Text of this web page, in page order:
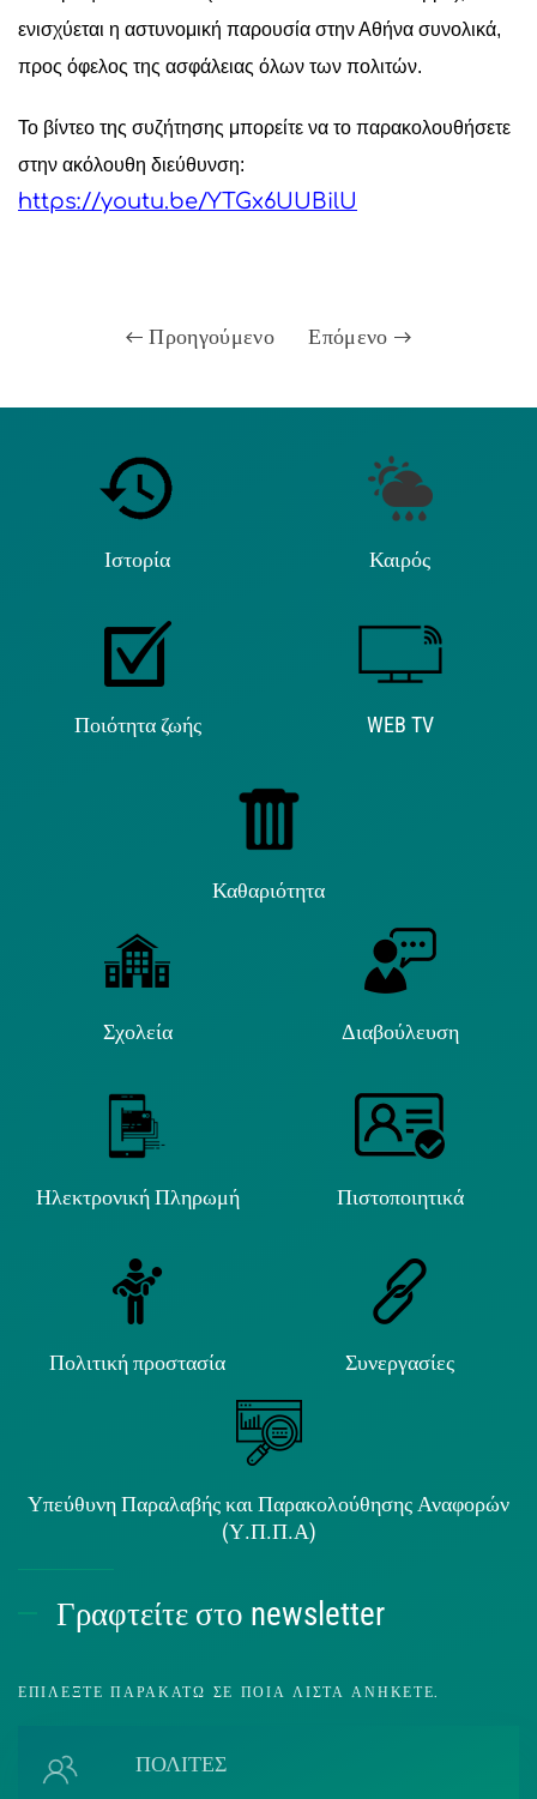
ενισχύεται η αστυνομική παρουσία στην Αθήνα συνολικά,
προς όφελος της ασφάλειας όλων των πολιτών.
Το βίντεο της συζήτησης μπορείτε να το παρακολουθήσετε
στην ακόλουθη διεύθυνση:
https://youtu.be/YTGx6UUBilU
Προηγούμενο Επόμενο
Ιστορία Καιρός
Ποιότητα ζωής WEB TV
Καθαριότητα
Σχολεία Διαβούλευση
Ηλεκτρονική Πληρωμή Πιστοποιητικά
Πολιτική προστασία Συνεργασίες
Υπεύθυνη Παραλαβής και Παρακολούθησης Αναφορών
(Υ.Π.Π.Α)
Γραφτείτε στο newsletter
ΕΠΙΛΈΞΤΕ ΠΑΡΑΚΆΤΩ ΣΕ ΠΟΙΑ ΛΊΣΤΑ ΑΝΉΚΕΤΕ.
ΠΟΛΙΤΕΣ